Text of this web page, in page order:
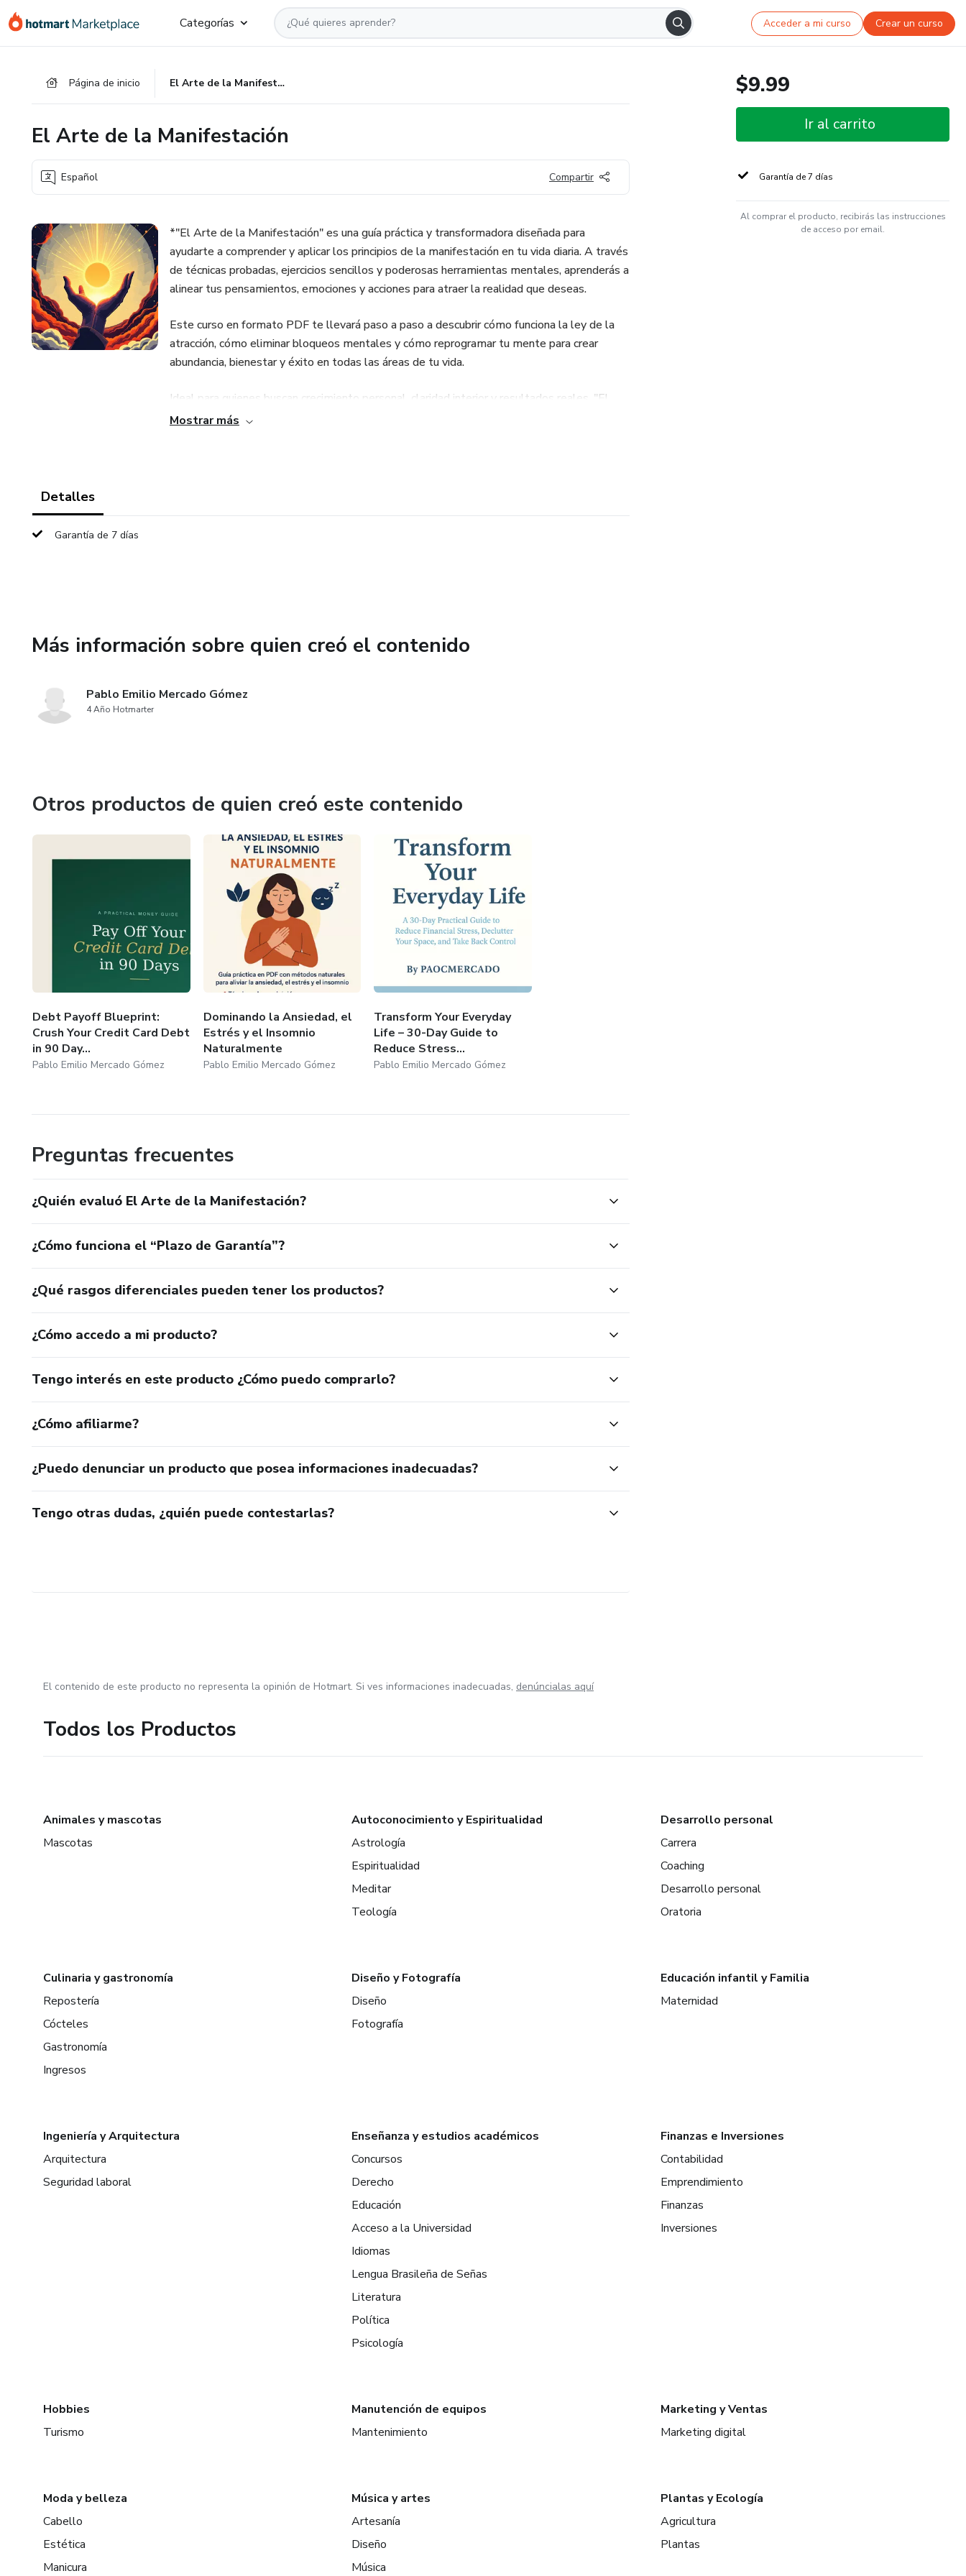
Categorías Acceder a mi curso Crear un curso
Página de inicio El Arte de la Manifestación
El Arte de la Manifestación
Español Compartir
*"El Arte de la Manifestación" es una guía práctica y transformadora diseñada para
ayudarte a comprender y aplicar los principios de la manifestación en tu vida diaria. A través
de técnicas probadas, ejercicios sencillos y poderosas herramientas mentales, aprenderás a
alinear tus pensamientos, emociones y acciones para atraer la realidad que deseas.
Este curso en formato PDF te llevará paso a paso a descubrir cómo funciona la ley de la
atracción, cómo eliminar bloqueos mentales y cómo reprogramar tu mente para crear
abundancia, bienestar y éxito en todas las áreas de tu vida.
Ideal para quienes buscan crecimiento personal, claridad interior y resultados reales, "El
Arte de la Manifestación" se convertirá en tu manual de referencia para materializar tus
Mostrar más
Detalles
Garantía de 7 días
Más información sobre quien creó el contenido
Pablo Emilio Mercado Gómez
4 Año Hotmarter
Otros productos de quien creó este contenido
Debt Payoff Blueprint:
Crush Your Credit Card Debt
in 90 Day...
Pablo Emilio Mercado Gómez
Dominando la Ansiedad, el
Estrés y el Insomnio
Naturalmente
Pablo Emilio Mercado Gómez
Transform Your Everyday
Life – 30-Day Guide to
Reduce Stress...
Pablo Emilio Mercado Gómez
Preguntas frecuentes
¿Quién evaluó El Arte de la Manifestación?
¿Cómo funciona el “Plazo de Garantía”?
¿Qué rasgos diferenciales pueden tener los productos?
¿Cómo accedo a mi producto?
Tengo interés en este producto ¿Cómo puedo comprarlo?
¿Cómo afiliarme?
¿Puedo denunciar un producto que posea informaciones inadecuadas?
Tengo otras dudas, ¿quién puede contestarlas?
$9.99
Ir al carrito
Garantía de 7 días
Al comprar el producto, recibirás las instrucciones
de acceso por email.
El contenido de este producto no representa la opinión de Hotmart. Si ves informaciones inadecuadas, denúncialas aquí
Todos los Productos
Animales y mascotas
Mascotas
Autoconocimiento y Espiritualidad
Astrología
Espiritualidad
Meditar
Teología
Desarrollo personal
Carrera
Coaching
Desarrollo personal
Oratoria
Culinaria y gastronomía
Repostería
Cócteles
Gastronomía
Ingresos
Diseño y Fotografía
Diseño
Fotografía
Educación infantil y Familia
Maternidad
Ingeniería y Arquitectura
Arquitectura
Seguridad laboral
Enseñanza y estudios académicos
Concursos
Derecho
Educación
Acceso a la Universidad
Idiomas
Lengua Brasileña de Señas
Literatura
Política
Psicología
Finanzas e Inversiones
Contabilidad
Emprendimiento
Finanzas
Inversiones
Hobbies
Turismo
Manutención de equipos
Mantenimiento
Marketing y Ventas
Marketing digital
Moda y belleza
Cabello
Estética
Manicura
Música y artes
Artesanía
Diseño
Música
Plantas y Ecología
Agricultura
Plantas